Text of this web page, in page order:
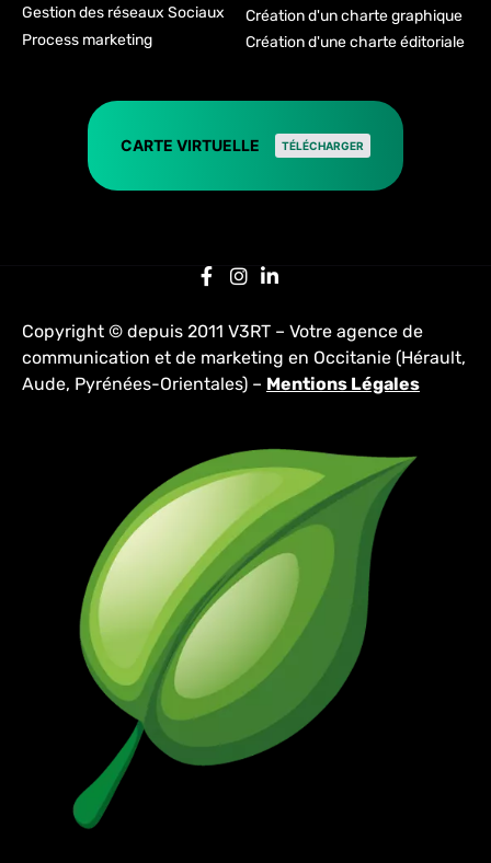
Gestion des réseaux Sociaux
Process marketing
Création d'un charte graphique
Création d'une charte éditoriale
CARTE VIRTUELLE TÉLÉCHARGER
Copyright © depuis 2011 V3RT – Votre agence de
communication et de marketing en Occitanie (Hérault,
Aude, Pyrénées-Orientales) – Mentions Légales